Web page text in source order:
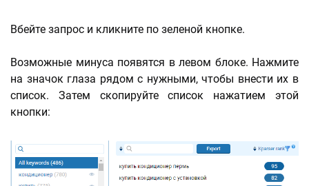
Вбейте запрос и кликните по зеленой кнопке.
Возможные минуса появятся в левом блоке. Нажмите
на значок глаза рядом с нужными, чтобы внести их в
список. Затем скопируйте список нажатием этой
кнопки: